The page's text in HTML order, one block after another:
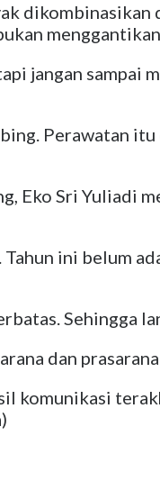
dikombinasikan
jangan sampai
Perawatan
Eko Sri Yuliadi
ini belum
dan
komunikasi